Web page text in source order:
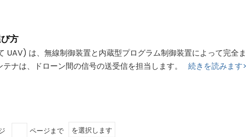
方
UAV) は、無線制御装置と内蔵型プログラム制御装置によって完全
テナは、ドローン間の信号の送受信を担当します。 続きを読みます>
ページまで を選択します